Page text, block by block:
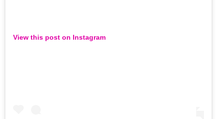
View this post on Instagram